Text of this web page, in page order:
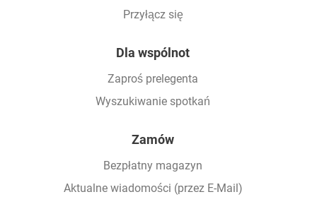
Przyłącz się
Dla wspólnot
Zaproś prelegenta
Wyszukiwanie spotkań
Zamów
Bezpłatny magazyn
Aktualne wiadomości (przez E-Mail)